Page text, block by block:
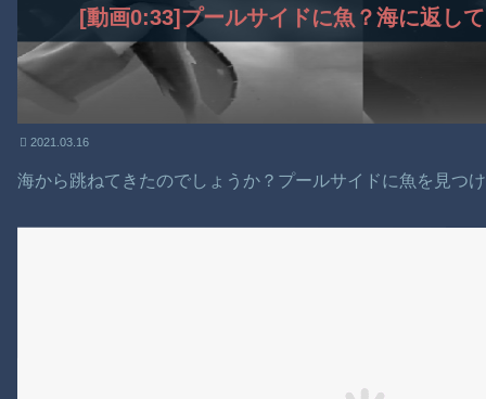
[動画0:33]プールサイドに魚？海に返し
2021.03.16
海から跳ねてきたのでしょうか？プールサイドに魚を見つ